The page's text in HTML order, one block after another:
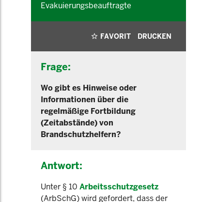
Evakuierungsbeauftragte
FAVORIT DRUCKEN
Frage:
Wo gibt es Hinweise oder
Informationen über die
regelmäßige Fortbildung
(Zeitabstände) von
Brandschutzhelfern?
Antwort:
Unter § 10 Arbeitsschutzgesetz
(ArbSchG) wird gefordert, dass der